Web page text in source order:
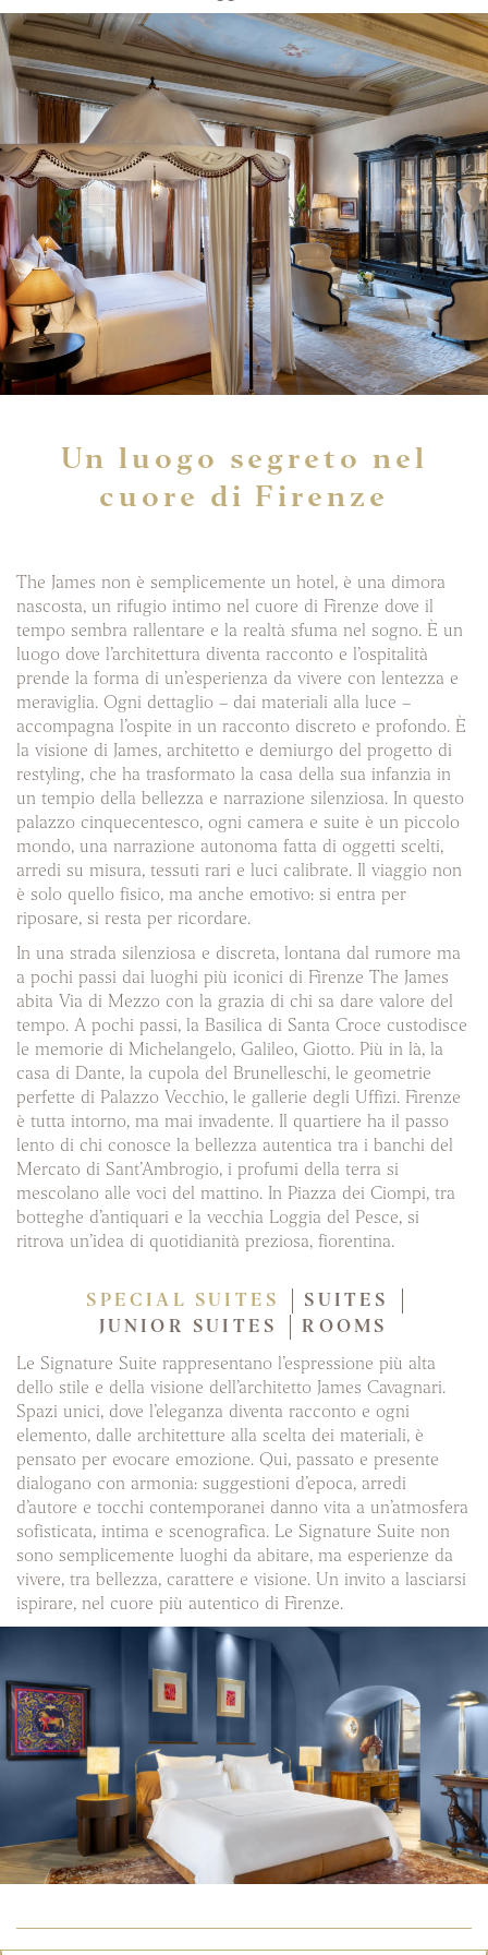
Un luogo segreto nel
cuore di Firenze
The James non è semplicemente un hotel, è una dimora
nascosta, un rifugio intimo nel cuore di Firenze dove il
tempo sembra rallentare e la realtà sfuma nel sogno. È un
luogo dove l’architettura diventa racconto e l’ospitalità
prende la forma di un’esperienza da vivere con lentezza e
meraviglia. Ogni dettaglio – dai materiali alla luce –
accompagna l’ospite in un racconto discreto e profondo. È
la visione di James, architetto e demiurgo del progetto di
restyling, che ha trasformato la casa della sua infanzia in
un tempio della bellezza e narrazione silenziosa. In questo
palazzo cinquecentesco, ogni camera e suite è un piccolo
mondo, una narrazione autonoma fatta di oggetti scelti,
arredi su misura, tessuti rari e luci calibrate. Il viaggio non
è solo quello fisico, ma anche emotivo: si entra per
riposare, si resta per ricordare.
In una strada silenziosa e discreta, lontana dal rumore ma
a pochi passi dai luoghi più iconici di Firenze The James
abita Via di Mezzo con la grazia di chi sa dare valore del
tempo. A pochi passi, la Basilica di Santa Croce custodisce
le memorie di Michelangelo, Galileo, Giotto. Più in là, la
casa di Dante, la cupola del Brunelleschi, le geometrie
perfette di Palazzo Vecchio, le gallerie degli Uffizi. Firenze
è tutta intorno, ma mai invadente. Il quartiere ha il passo
lento di chi conosce la bellezza autentica tra i banchi del
Mercato di Sant’Ambrogio, i profumi della terra si
mescolano alle voci del mattino. In Piazza dei Ciompi, tra
botteghe d’antiquari e la vecchia Loggia del Pesce, si
ritrova un’idea di quotidianità preziosa, fiorentina.
Le Signature Suite rappresentano l’espressione più alta
dello stile e della visione dell’architetto James Cavagnari.
Spazi unici, dove l’eleganza diventa racconto e ogni
elemento, dalle architetture alla scelta dei materiali, è
pensato per evocare emozione. Qui, passato e presente
dialogano con armonia: suggestioni d’epoca, arredi
d’autore e tocchi contemporanei danno vita a un’atmosfera
sofisticata, intima e scenografica. Le Signature Suite non
sono semplicemente luoghi da abitare, ma esperienze da
vivere, tra bellezza, carattere e visione. Un invito a lasciarsi
ispirare, nel cuore più autentico di Firenze.
TIPOLOGIA
JUNIOR SUITE
TIPOLOGIA
DELUXE ROOM
SPECIAL SUITES
SUITES
JUNIOR SUITES
ROOMS